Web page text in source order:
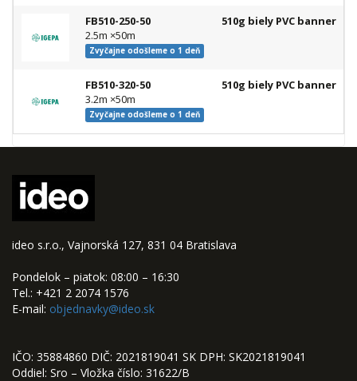
FB510-250-50
2.5m ×50m
Zvyčajne odošleme o 1 deň
510g biely PVC banner
FB510-320-50
3.2m ×50m
Zvyčajne odošleme o 1 deň
510g biely PVC banner
ideo s.r.o., Vajnorská 127, 831 04 Bratislava
Pondelok – piatok: 08:00 – 16:30
Tel.: +421 2 2074 1576
E-mail: objednavky@ideo.sk
IČO: 35884860 DIČ: 2021819041 SK DPH: SK2021819041
Oddiel: Sro – Vložka číslo: 31622/B